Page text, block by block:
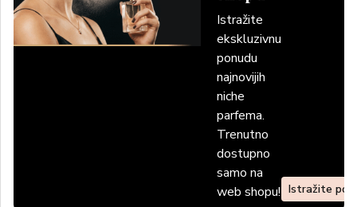
Istražite
ekskluzivnu
ponudu
najnovijih
niche
parfema.
Trenutno
dostupno
samo na
web shopu! Istražite